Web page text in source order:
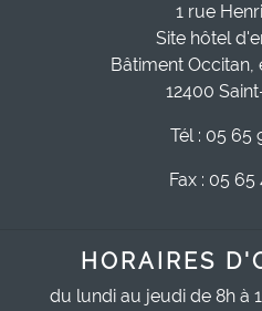
1 rue
Site hôtel
Bâtiment Occitan,
12400
Tél : 05 65
Fax : 05 65
HORAIRES
du lundi au jeudi de 8h à